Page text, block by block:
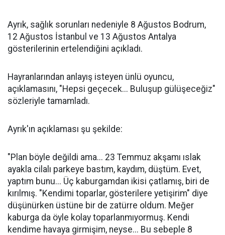
Ayrık, sağlık sorunları nedeniyle 8 Ağustos Bodrum,
12 Ağustos İstanbul ve 13 Ağustos Antalya
gösterilerinin ertelendiğini açıkladı.
Hayranlarından anlayış isteyen ünlü oyuncu,
açıklamasını, "Hepsi geçecek... Buluşup gülüşeceğiz"
sözleriyle tamamladı.
Ayrık'ın açıklaması şu şekilde:
"Plan böyle değildi ama... 23 Temmuz akşamı ıslak
ayakla cilalı parkeye bastım, kaydım, düştüm. Evet,
yaptım bunu... Üç kaburgamdan ikisi çatlamış, biri de
kırılmış. "Kendimi toparlar, gösterilere yetişirim" diye
düşünürken üstüne bir de zatürre oldum. Meğer
kaburga da öyle kolay toparlanmıyormuş. Kendi
kendime havaya girmişim, neyse... Bu sebeple 8